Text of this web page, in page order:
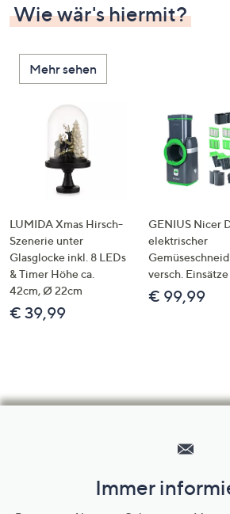
Wie wär's hiermit?
Mehr sehen
LUMIDA Xmas Hirsch-
Szenerie unter
Glasglocke inkl. 8 LEDs
& Timer Höhe ca.
42cm, Ø 22cm
€ 39,99
GENIUS Nicer
elektrischer
versch. Einsätze
€ 99,99
Immer